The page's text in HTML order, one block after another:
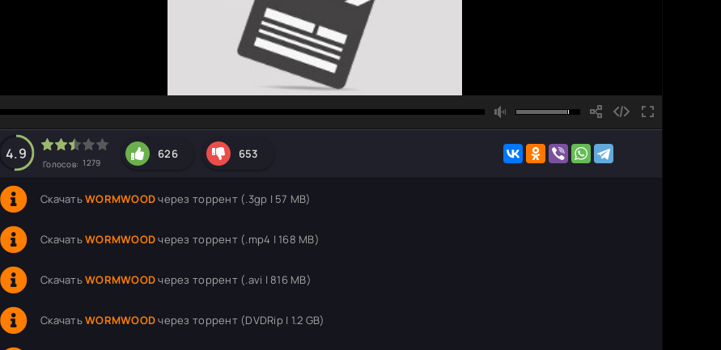
hd2160
hd1440
highres
hd1080
hd720
large
medium
small
tiny
4.9
Голосов: 1279
626 653
СкачатьWORMWOODчерез торрент (.3gp | 57 MB)
СкачатьWORMWOODчерез торрент (.mp4 | 168 MB)
СкачатьWORMWOODчерез торрент (.avi | 816 MB)
СкачатьWORMWOODчерез торрент (DVDRip | 1.2 GB)